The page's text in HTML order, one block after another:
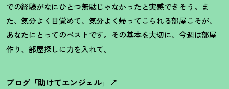
での経験がなにひとつ無駄じゃなかったと実感できそう。ま
た、気分よく目覚めて、気分よく帰ってこられる部屋こそが、
あなたにとってのベストです。その基本を大切に、今週は部屋
作り、部屋探しに力を入れて。
ブログ「助けてエンジェル」